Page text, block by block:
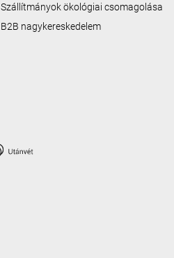
Szállítmányok ökológiai csomagolása
B2B nagykereskedelem